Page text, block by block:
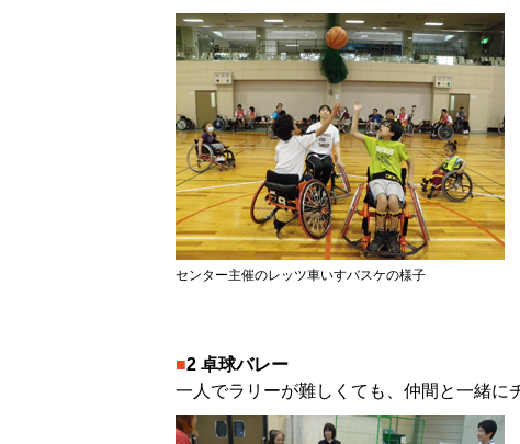
センター主催のレッツ車いすバスケの様子
2 卓球バレー
一人でラリーが難しくても、仲間と一緒に